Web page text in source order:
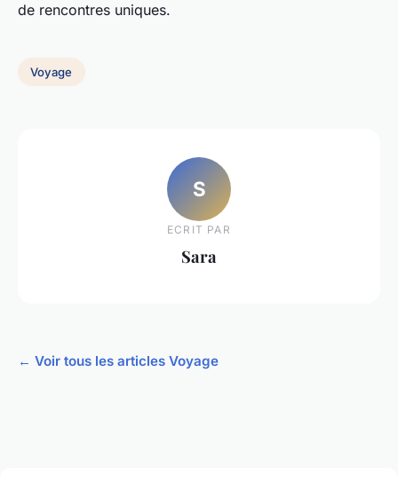
de rencontres uniques.
Voyage
S
ECRIT PAR
Sara
← Voir tous les articles Voyage